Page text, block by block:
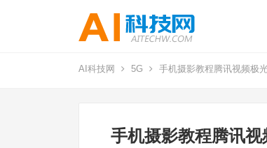
AI科技网 5G 手机摄影教程腾讯视频极
手机摄影教程腾讯